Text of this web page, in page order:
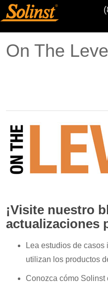
On The
¡Visite nuestro
actualizaciones
Lea estudios de casos
utilizan los productos
Conozca cómo Solinst